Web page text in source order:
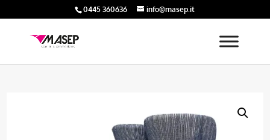
0445 360636 info@masep.it